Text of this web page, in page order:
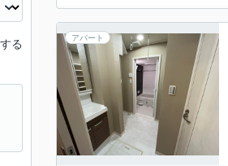
アパート
る